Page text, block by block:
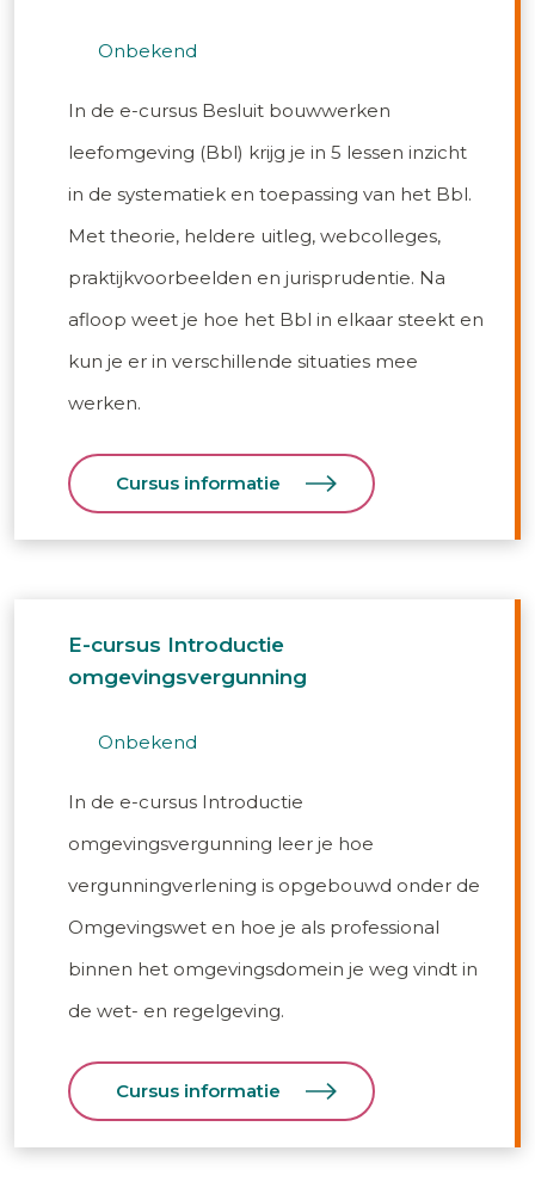
onbekend
In de e-cursus Besluit bouwwerken
leefomgeving (Bbl) krijg je in 5 lessen inzicht
in de systematiek en toepassing van het Bbl.
Met theorie, heldere uitleg, webcolleges,
praktijkvoorbeelden en jurisprudentie. Na
afloop weet je hoe het Bbl in elkaar steekt en
kun je er in verschillende situaties mee
werken.
Cursus informatie
E-cursus Introductie
omgevingsvergunning
onbekend
In de e-cursus Introductie
omgevingsvergunning leer je hoe
vergunningverlening is opgebouwd onder de
Omgevingswet en hoe je als professional
binnen het omgevingsdomein je weg vindt in
de wet- en regelgeving.
Cursus informatie